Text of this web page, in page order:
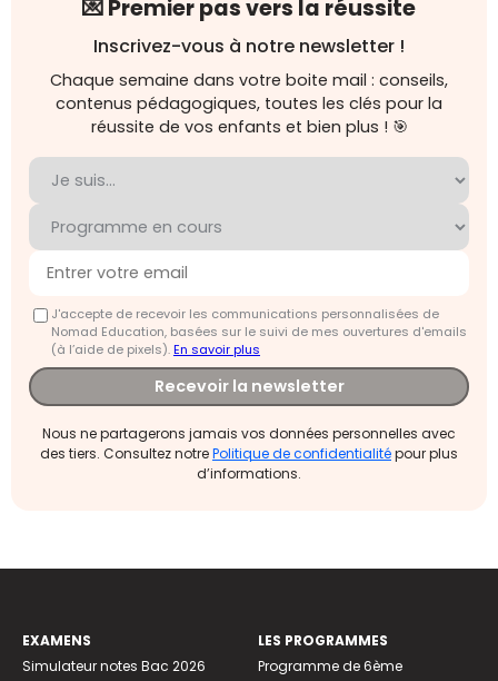
💌 Premier pas vers la réussite
Inscrivez-vous à notre newsletter !
Chaque semaine dans votre boite mail : conseils,
contenus pédagogiques, toutes les clés pour la
réussite de vos enfants et bien plus ! 🎯
J'accepte de recevoir les communications personnalisées de
Nomad Education, basées sur le suivi de mes ouvertures d'emails
(à l’aide de pixels).En savoir plus
Recevoir la newsletter
Nous ne partagerons jamais vos données personnelles avec
des tiers. Consultez notrePolitique de confidentialitépour plus
d’informations.
EXAMENS
Simulateur notes Bac 2026
LES PROGRAMMES
Programme de 6ème